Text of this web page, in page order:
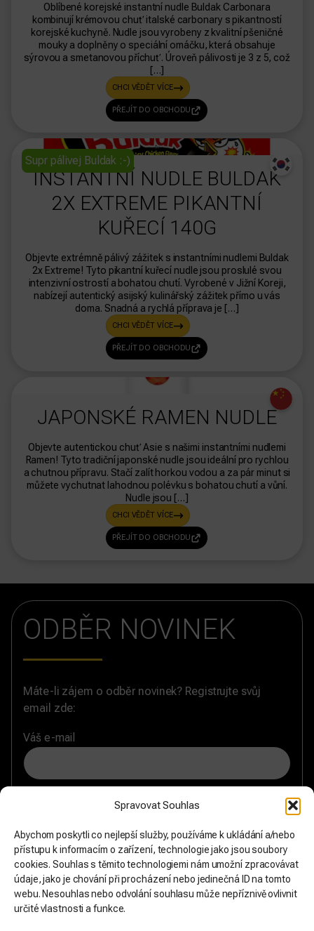
Spravovat Souhlas
Abychom poskytli co nejlepší služby, používáme k ukládání a/nebo
přístupu k informacím o zařízení, technologie jako jsou soubory
cookies. Souhlas s těmito technologiemi nám umožní zpracovávat
údaje, jako je chování při procházení nebo jedinečná ID na tomto
webu. Nesouhlas nebo odvolání souhlasu může nepříznivě ovlivnit
určité vlastnosti a funkce.
Oblíbené korejské instantní nudle Buldak Carbonara
kombinují krémovou chuť italské carbonary s pikantností
korejské kuchyně. Nudle jsou vyrobeny z kvalitní pšeničné
mouky a doplněny o speciální omáčku, která obsahuje
sýrovou a smetanovou příchuť. Úroveň pálivosti je 3 z 5, což
[…]
CHCI VĚDĚT VÍCE
PŘEJÍT DO OBCHODU
Supr pálivej Buldak :-)
dasdas
INSTANTNÍ NUDLE BULDAK
2X EXTREME PIKANTNÍ
KUŘECÍ 140G
Objevte extrémně pálivý zážitek s instantními nudlemi Buldak
2x Extreme! Tyto pikantní kuřecí nudle jsou proslulé svou
intenzivní ostrostí a bohatou chutí. Vyrobené v Jižní Koreji,
nabízejí autentický asijský kulinářský zážitek přímo u vás
doma. Snadná a rychlá příprava je […]
CHCI VĚDĚT VÍCE
PŘEJÍT DO OBCHODU
dasdas
JAPONSKÉ RAMEN NUDLE
Objevte autentickou chuť Asie s našimi instantními nudlemi
Ramen! Tyto tradiční japonské nudle jsou ideální pro rychlou
a chutnou přípravu. Stačí zalít horkou vodou a za pár minut si
můžete vychutnat lahodnou polévku s bohatou chutí a vůní.
Nudle jsou […]
CHCI VĚDĚT VÍCE
PŘEJÍT DO OBCHODU
ODBĚR NOVINEK
Máte-li zájem o odběr novinek? Registrujte svůj
email zde:
Váš e-mail
chci formulář odeslat.